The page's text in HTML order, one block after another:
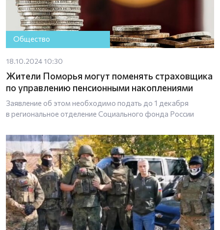
Общество
18.10.2024 10:30
Жители Поморья могут поменять страховщика
по управлению пенсионными накоплениями
Заявление об этом необходимо подать до 1 декабря
в региональное отделение Социального фонда России